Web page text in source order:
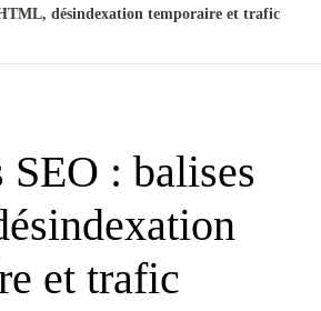
désindexation temporaire et trafic
SEO : balises
et trafic